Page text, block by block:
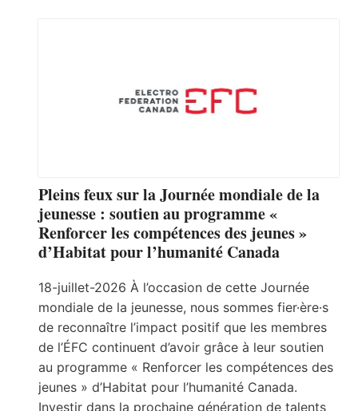
Pleins feux sur la Journée mondiale de la
jeunesse : soutien au programme «
Renforcer les compétences des jeunes »
d’Habitat pour l’humanité Canada
18-juillet-2026 À l’occasion de cette Journée
mondiale de la jeunesse, nous sommes fier·ère·s
de reconnaître l’impact positif que les membres
de l’ÉFC continuent d’avoir grâce à leur soutien
au programme « Renforcer les compétences des
jeunes » d’Habitat pour l’humanité Canada.
Investir dans la prochaine génération de talents